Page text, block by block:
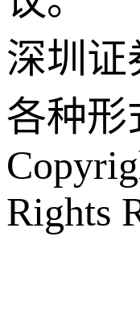
深圳证
各种形
Rights